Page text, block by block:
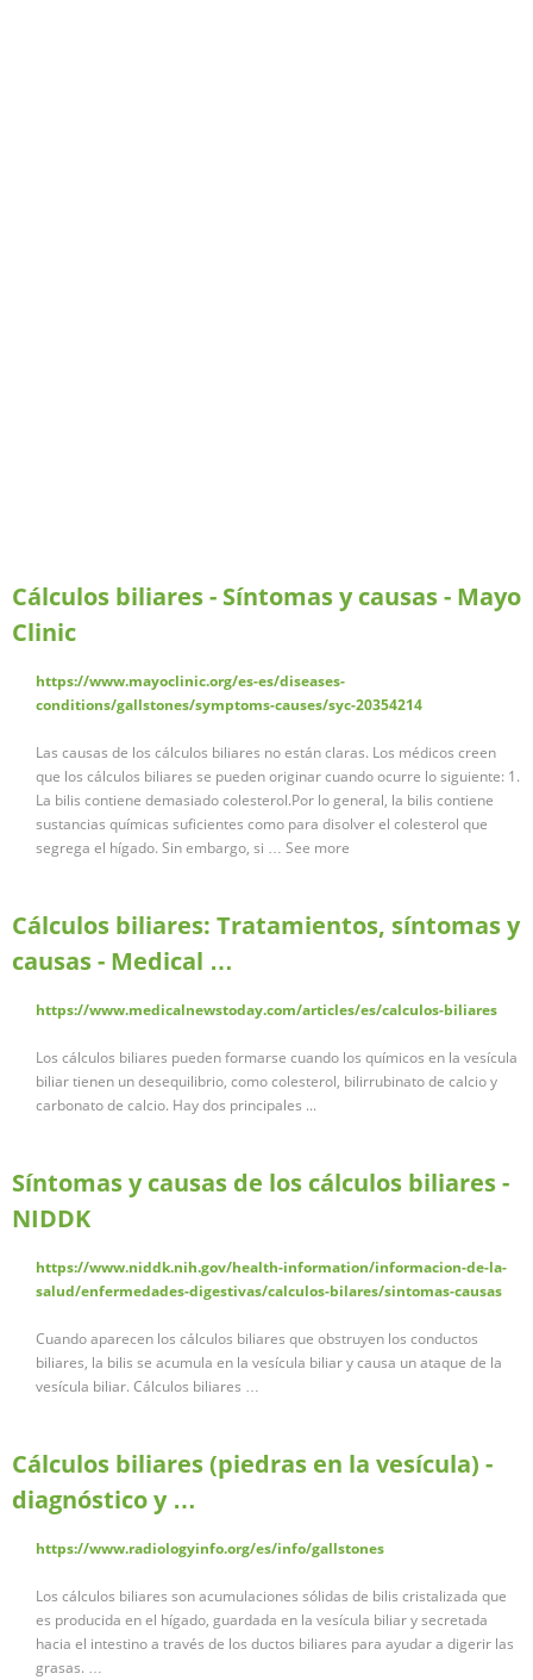
Cálculos biliares - Síntomas y causas - Mayo
Clinic
https://www.mayoclinic.org/es-es/diseases-
conditions/gallstones/symptoms-causes/syc-20354214
Las causas de los cálculos biliares no están claras. Los médicos creen
que los cálculos biliares se pueden originar cuando ocurre lo siguiente: 1.
La bilis contiene demasiado colesterol.Por lo general, la bilis contiene
sustancias químicas suficientes como para disolver el colesterol que
segrega el hígado. Sin embargo, si … See more
Cálculos biliares: Tratamientos, síntomas y
causas - Medical …
https://www.medicalnewstoday.com/articles/es/calculos-biliares
Los cálculos biliares pueden formarse cuando los químicos en la vesícula
biliar tienen un desequilibrio, como colesterol, bilirrubinato de calcio y
carbonato de calcio. Hay dos principales ...
Síntomas y causas de los cálculos biliares -
NIDDK
https://www.niddk.nih.gov/health-information/informacion-de-la-
salud/enfermedades-digestivas/calculos-bilares/sintomas-causas
Cuando aparecen los cálculos biliares que obstruyen los conductos
biliares, la bilis se acumula en la vesícula biliar y causa un ataque de la
vesícula biliar. Cálculos biliares …
Cálculos biliares (piedras en la vesícula) -
diagnóstico y …
https://www.radiologyinfo.org/es/info/gallstones
Los cálculos biliares son acumulaciones sólidas de bilis cristalizada que
es producida en el hígado, guardada en la vesícula biliar y secretada
hacia el intestino a través de los ductos biliares para ayudar a digerir las
grasas. …